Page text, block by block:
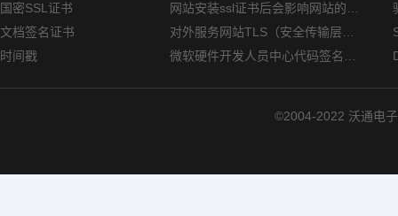
国密SSL证书
文档签名证书
时间戳
©2004-2022 沃通电